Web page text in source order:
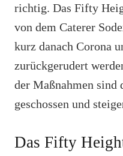
richtig. Das Fifty
von dem Caterer
kurz danach Corona
zurückgerudert
der Maßnahmen sind
geschossen und
Das Fifty